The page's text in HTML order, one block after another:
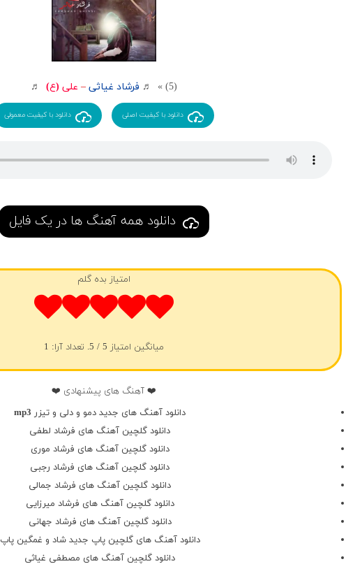
(5) » ♬ فرشاد غیاثی – علی (ع) ♬
دانلود با کیفیت اصلی دانلود با کیفیت معمولی
دانلود همه آهنگ ها در یک فایل
امتیاز بده گلم
میانگین امتیاز 5/ 5. تعداد آرا: 1
❤️ آهنگ های پیشنهادی ❤️
دانلود آهنگ های جدید دمو و دلی و تیزر mp3
دانلود گلچین آهنگ های فرشاد لطفی
دانلود گلچین آهنگ های فرشاد موری
دانلود گلچین آهنگ های فرشاد رجبی
دانلود گلچین آهنگ های فرشاد جمالی
دانلود گلچین آهنگ های فرشاد میرزایی
دانلود گلچین آهنگ های فرشاد جهانی
دانلود آهنگ های گلچین پاپ جدید شاد و غمگین پاپ
دانلود گلچین آهنگ های مصطفی غیاثی